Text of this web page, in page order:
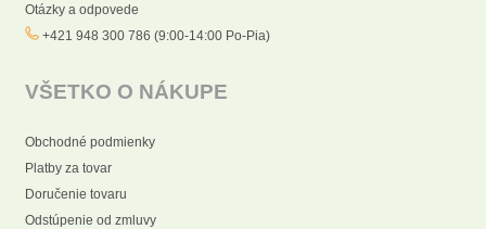
Otázky a odpovede
+421 948 300 786 (9:00-14:00 Po-Pia)
VŠETKO O NÁKUPE
Obchodné podmienky
Platby za tovar
Doručenie tovaru
Odstúpenie od zmluvy